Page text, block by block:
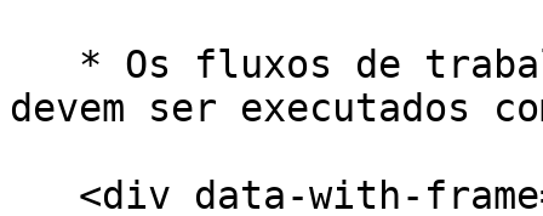
devem ser executados